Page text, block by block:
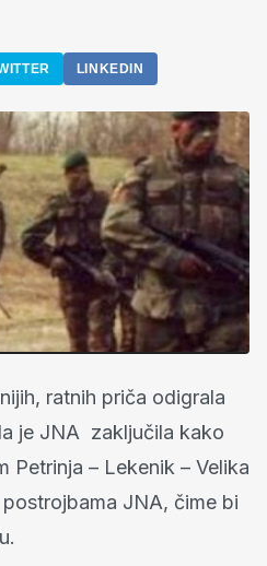
LINKEDIN
ratnih priča odigrala
je JNA zaključila kako
Petrinja – Lekenik – Velika
JNA, čime bi